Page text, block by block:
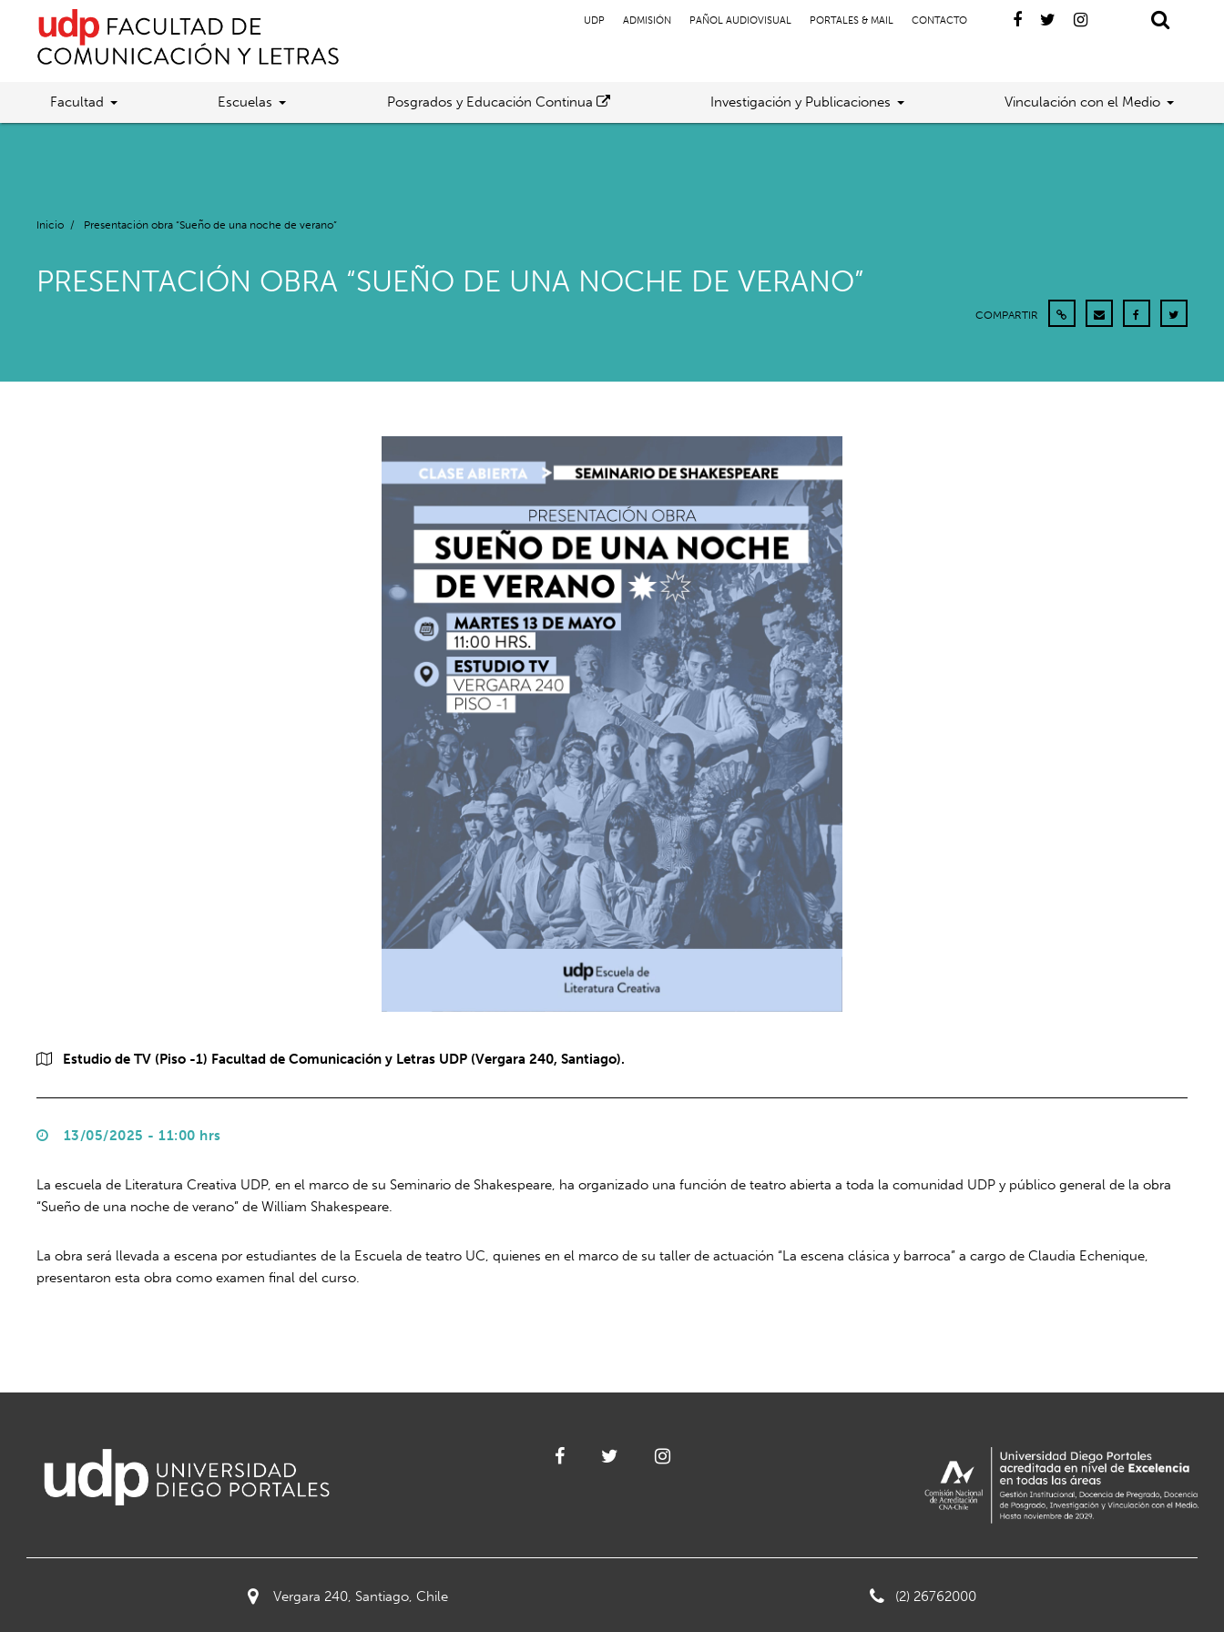
UDP ADMISIÓN PAÑOL AUDIOVISUAL PORTALES & MAIL CONTACTO
Facultad Escuelas Posgrados y Educación Continua Investigación y Publicaciones Vinculación con el Medio
Inicio / Presentación obra “Sueño de una noche de verano”
PRESENTACIÓN OBRA “SUEÑO DE UNA NOCHE DE VERANO”
COMPARTIR
Estudio de TV (Piso -1) Facultad de Comunicación y Letras UDP (Vergara 240, Santiago).
13/05/2025 - 11:00 hrs
La escuela de Literatura Creativa UDP, en el marco de su Seminario de Shakespeare, ha organizado una función de teatro abierta a toda la comunidad UDP y público general de la obra
“Sueño de una noche de verano” de William Shakespeare.
La obra será llevada a escena por estudiantes de la Escuela de teatro UC, quienes en el marco de su taller de actuación “La escena clásica y barroca” a cargo de Claudia Echenique,
presentaron esta obra como examen final del curso.
Vergara 240, Santiago, Chile (2) 26762000